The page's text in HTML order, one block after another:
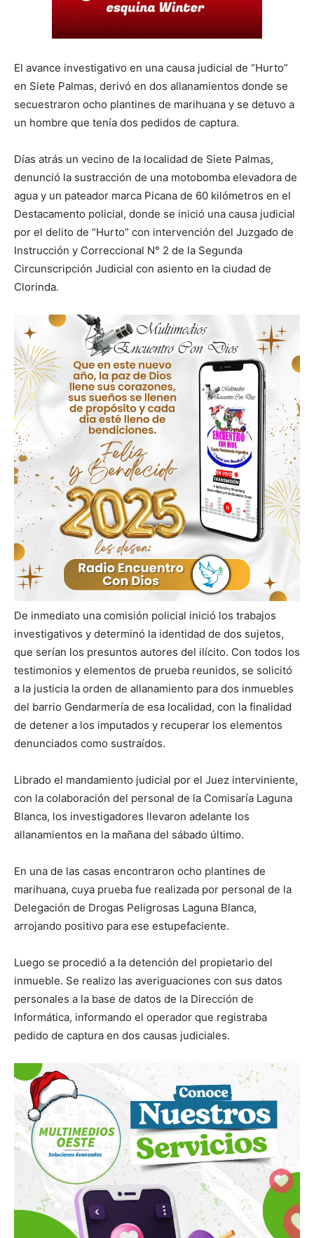
El avance investigativo en una causa judicial de “Hurto”
en Siete Palmas, derivó en dos allanamientos donde se
secuestraron ocho plantines de marihuana y se detuvo a
un hombre que tenía dos pedidos de captura.
Días atrás un vecino de la localidad de Siete Palmas,
denunció la sustracción de una motobomba elevadora de
agua y un pateador marca Picana de 60 kilómetros en el
Destacamento policial, donde se inició una causa judicial
por el delito de “Hurto” con intervención del Juzgado de
Instrucción y Correccional N° 2 de la Segunda
Circunscripción Judicial con asiento en la ciudad de
Clorinda.
De inmediato una comisión policial inició los trabajos
investigativos y determinó la identidad de dos sujetos,
que serían los presuntos autores del ilícito. Con todos los
testimonios y elementos de prueba reunidos, se solicitó
a la justicia la orden de allanamiento para dos inmuebles
del barrio Gendarmería de esa localidad, con la finalidad
de detener a los imputados y recuperar los elementos
denunciados como sustraídos.
Librado el mandamiento judicial por el Juez interviniente,
con la colaboración del personal de la Comisaría Laguna
Blanca, los investigadores llevaron adelante los
allanamientos en la mañana del sábado último.
En una de las casas encontraron ocho plantines de
marihuana, cuya prueba fue realizada por personal de la
Delegación de Drogas Peligrosas Laguna Blanca,
arrojando positivo para ese estupefaciente.
Luego se procedió a la detención del propietario del
inmueble. Se realizo las averiguaciones con sus datos
personales a la base de datos de la Dirección de
Informática, informando el operador que registraba
pedido de captura en dos causas judiciales.